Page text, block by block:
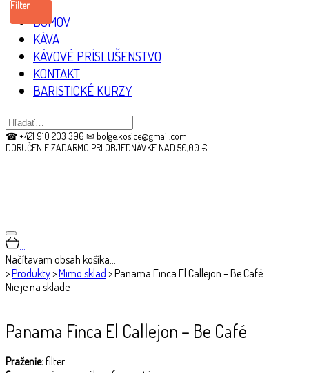
DOMOV
KÁVA
KÁVOVÉ PRÍSLUŠENSTVO
KONTAKT
BARISTICKÉ KURZY
☎ +421 910 203 396 ✉ bolge.kosice@gmail.com
DORUČENIE ZADARMO PRI OBJEDNÁVKE NAD 50,00 €
…
Načítavam obsah košíka…
>Produkty>Mimo sklad >Panama Finca El Callejon – Be Café
Nie je na sklade
Filter
Panama Finca El Callejon – Be Café
Praženie:filter